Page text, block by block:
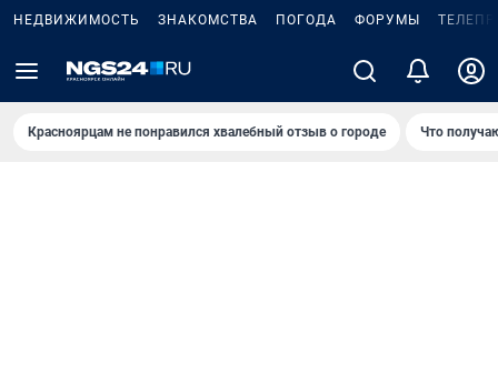
НЕДВИЖИМОСТЬ ЗНАКОМСТВА ПОГОДА ФОРУМЫ
Красноярцам не понравился хвалебный отзыв о городе Что